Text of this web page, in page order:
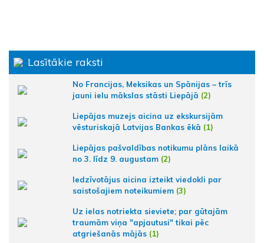
Lasītākie raksti
No Francijas, Meksikas un Spānijas – trīs
jauni ielu mākslas stāsti Liepājā (2)
Liepājas muzejs aicina uz ekskursijām
vēsturiskajā Latvijas Bankas ēkā (1)
Liepājas pašvaldības notikumu plāns laikā
no 3. līdz 9. augustam (2)
Iedzīvotājus aicina izteikt viedokli par
saistošajiem noteikumiem (3)
Uz ielas notriekta sieviete; par gūtajām
traumām viņa "apjautusi" tikai pēc
atgriešanās mājās (1)